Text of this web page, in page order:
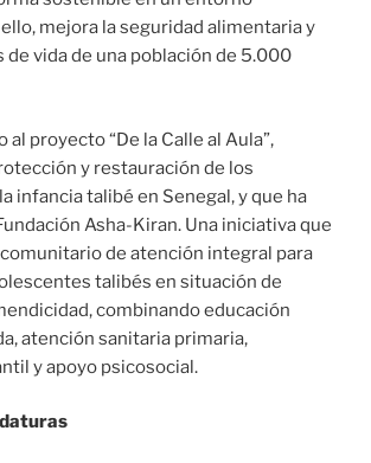
mejora la seguridad alimentaria y
de vida de una población de 5.000
al proyecto “De la Calle al Aula”,
y restauración de los
infancia talibé en Senegal, y que ha
Asha-Kiran. Una iniciativa que
de atención integral para
talibés en situación de
combinando educación
atención sanitaria primaria,
y apoyo psicosocial.